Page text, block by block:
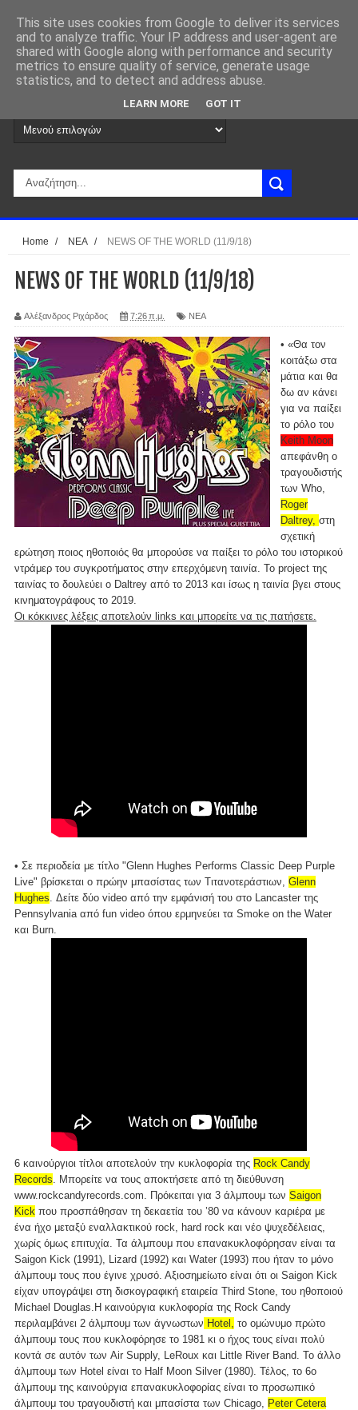
Home / ΝΕΑ / NEWS OF THE WORLD (11/9/18)
NEWS OF THE WORLD (11/9/18)
Αλέξανδρος Ριχάρδος 7:26 π.μ. ΝΕΑ
• «Θα τον
κοιτάξω στα
μάτια και θα
δω αν κάνει
για να παίξει
το ρόλο του
Keith Moon
απεφάνθη ο
τραγουδιστής
των Who,
Roger
Daltrey, στη
σχετική
ερώτηση ποιος ηθοποιός θα μπορούσε να παίξει το ρόλο του ιστορικού
ντράμερ του συγκροτήματος στην επερχόμενη ταινία. Το project της
ταινίας το δουλεύει ο Daltrey από το 2013 και ίσως η ταινία βγει στους
κινηματογράφους το 2019.
Οι κόκκινες λέξεις αποτελούν links και μπορείτε να τις πατήσετε.
• Σε περιοδεία με τίτλο "Glenn Hughes Performs Classic Deep Purple
Live" βρίσκεται ο πρώην μπασίστας των Τιτανοτεράστιων, Glenn
Hughes . Δείτε δύο video από την εμφάνισή του στο Lancaster της
Pennsylvania από fun video όπου ερμηνεύει τα Smoke on the Water
και Burn.
6 καινούργιοι τίτλοι αποτελούν την κυκλοφορία της Rock Candy
Records . Μπορείτε να τους αποκτήσετε από τη διεύθυνση
www.rockcandyrecords.com. Πρόκειται για 3 άλμπουμ των Saigon
Kick που προσπάθησαν τη δεκαετία του ’80 να κάνουν καριέρα με
ένα ήχο μεταξύ εναλλακτικού rock, hard rock και νέο ψυχεδέλειας,
χωρίς όμως επιτυχία. Τα άλμπουμ που επανακυκλοφόρησαν είναι τα
Saigon Kick (1991), Lizard (1992) και Water (1993) που ήταν το μόνο
άλμπουμ τους που έγινε χρυσό. Αξιοσημείωτο είναι ότι οι Saigon Kick
είχαν υπογράψει στη δισκογραφική εταιρεία Third Stone, του ηθοποιού
Michael Douglas.Η καινούργια κυκλοφορία της Rock Candy
περιλαμβάνει 2 άλμπουμ των άγνωστων Hotel, το ομώνυμο πρώτο
άλμπουμ τους που κυκλοφόρησε το 1981 κι ο ήχος τους είναι πολύ
κοντά σε αυτόν των Air Supply, LeRoux και Little River Band. Το άλλο
άλμπουμ των Hotel είναι το Half Moon Silver (1980). Τέλος, το 6ο
άλμπουμ της καινούργια επανακυκλοφορίας είναι το προσωπικό
άλμπουμ του τραγουδιστή και μπασίστα των Chicago, Peter Cetera
This site uses cookies from Google to deliver its services
and to analyze traffic. Your IP address and user-agent are
shared with Google along with performance and security
metrics to ensure quality of service, generate usage
statistics, and to detect and address abuse.
LEARN MORE GOT IT